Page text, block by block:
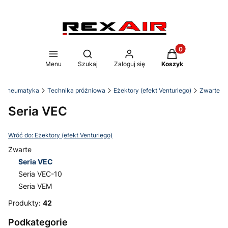
Menu
Otwórz wyszukiwarkę
Szukaj Zaloguj się
Produkty w
Koszyk
Pneumatyka Technika próżniowa Eżektory (efekt Venturiego) Zwarte
Seria VEC
Wróć do: Eżektory (efekt Venturiego)
Zwarte
Seria VEC
Seria VEC-10
Seria VEM
Koniec menu
Produkty: 42
Podkategorie